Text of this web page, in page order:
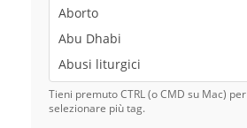
Tieni premuto CTRL (o CMD su Mac) per
selezionare più tag.